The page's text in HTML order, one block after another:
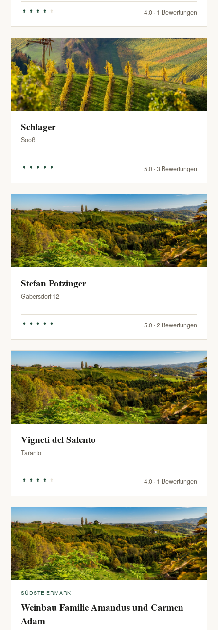
4.0 · 1 Bewertungen
Schlager
Sooß
5.0 · 3 Bewertungen
Stefan Potzinger
Gabersdorf 12
5.0 · 2 Bewertungen
Vigneti del Salento
Taranto
4.0 · 1 Bewertungen
SÜDSTEIERMARK
Weinbau Familie Amandus und Carmen
Adam